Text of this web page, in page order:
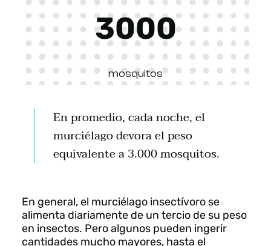
3000
mosquitos
En promedio, cada noche, el
murciélago devora el peso
equivalente a 3.000 mosquitos.
En general, el murciélago insectívoro se
alimenta diariamente de un tercio de su peso
en insectos. Pero algunos pueden ingerir
cantidades mucho mayores, hasta el